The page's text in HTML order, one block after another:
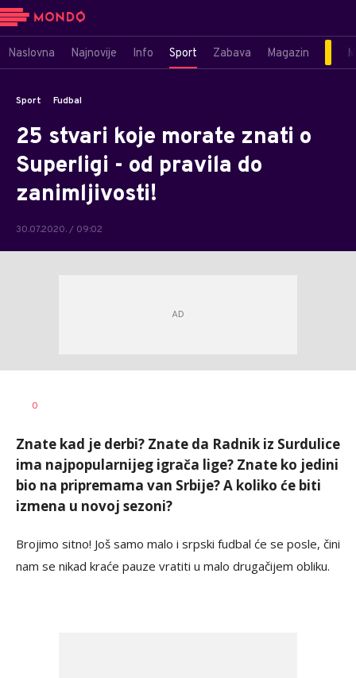
Naslovna Najnovije Info Sport Zabava Magazin
Sport Fudbal
25 stvari koje morate znati o
Superligi - od pravila do
zanimljivosti!
30.07.2020. / 09:02
AUTOR
0
Znate kad je derbi? Znate da Radnik iz Surdulice
ima najpopularnijeg igrača lige? Znate ko jedini
bio na pripremama van Srbije? A koliko će biti
izmena u novoj sezoni?
Brojimo sitno! Još samo malo i srpski fudbal će se posle, čini
nam se nikad kraće pauze vratiti u malo drugačijem obliku.